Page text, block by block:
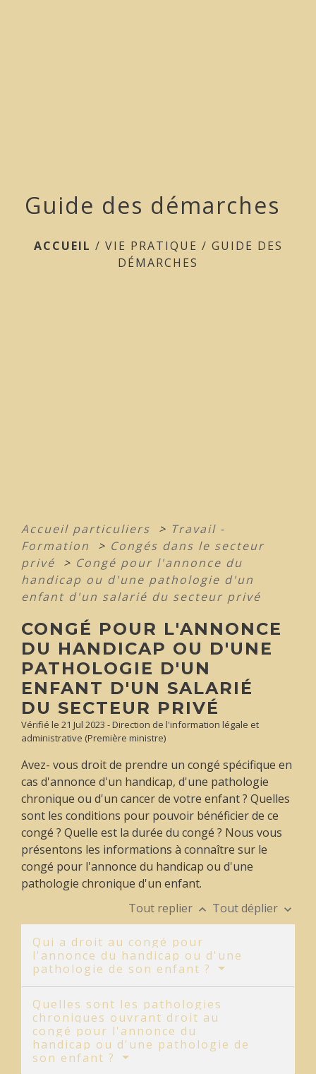
Guide des démarches
ACCUEIL / VIE PRATIQUE / GUIDE DES
DÉMARCHES
Accueil particuliers > Travail -
Formation
> Congés dans le secteur
privé
> Congé pour l'annonce du
handicap ou d'une pathologie d'un
enfant d'un salarié du secteur privé
CONGÉ POUR L'ANNONCE
DU HANDICAP OU D'UNE
PATHOLOGIE D'UN
ENFANT D'UN SALARIÉ
DU SECTEUR PRIVÉ
Vérifié le 21 Jul 2023 - Direction de l'information légale et
administrative (Première ministre)
Avez- vous droit de prendre un congé spécifique en
cas d'annonce d'un handicap, d'une pathologie
chronique ou d'un cancer de votre enfant ? Quelles
sont les conditions pour pouvoir bénéficier de ce
congé ? Quelle est la durée du congé ? Nous vous
présentons les informations à connaître sur le
congé pour l'annonce du handicap ou d'une
pathologie chronique d'un enfant.
Tout replier keyboard_arrow_up Tout déplier keyboard_arrow_down
Qui a droit au congé pour
l'annonce du handicap ou d'une
pathologie de son enfant ?
Quelles sont les pathologies
chroniques ouvrant droit au
congé pour l'annonce du
handicap ou d'une pathologie de
son enfant ?